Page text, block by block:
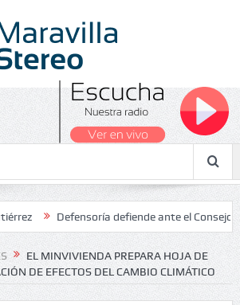
Defensoría defiende ante el Consejo de
EL MINVIVIENDA PREPARA HOJA DE
DE EFECTOS DEL CAMBIO CLIMÁTICO